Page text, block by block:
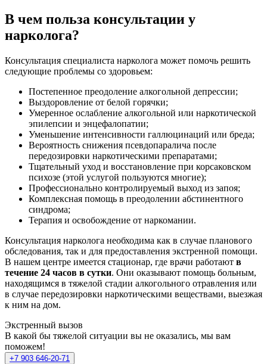
В чем польза консультации у
нарколога?
Консультация специалиста нарколога может помочь решить
следующие проблемы со здоровьем:
Постепенное преодоление алкогольной депрессии;
Выздоровление от белой горячки;
Умеренное ослабление алкогольной или наркотической
эпилепсии и энцефалопатии;
Уменьшение интенсивности галлюцинаций или бреда;
Вероятность снижения псевдопаралича после
передозировки наркотическими препаратами;
Тщательный уход и восстановление при корсаковском
психозе (этой услугой пользуются многие);
Профессионально контролируемый выход из запоя;
Комплексная помощь в преодолении абстинентного
синдрома;
Терапия и освобождение от наркомании.
Консультация нарколога необходима как в случае планового
обследования, так и для предоставления экстренной помощи.
В нашем центре имеется стационар, где врачи работают в
течение 24 часов в сутки. Они оказывают помощь больным,
находящимся в тяжелой стадии алкогольного отравления или
в случае передозировки наркотическими веществами, выезжая
к ним на дом.
Экстренный вызов
В какой бы тяжелой ситуации вы не оказались, мы вам
поможем!
+7 903 646-20-71